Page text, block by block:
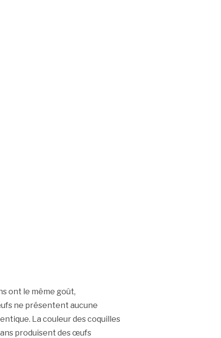
ont le même goût,
ne présentent aucune
La couleur des coquilles
produisent des œufs